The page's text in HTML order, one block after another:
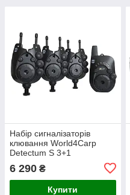
Набір сигналізаторів
клювання World4Carp
Detectum S 3+1
6 290 ₴
Купити